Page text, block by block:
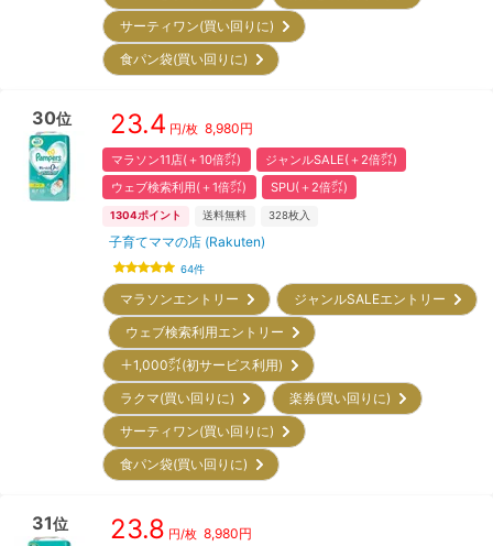
サーティワン(買い回りに)
食パン袋(買い回りに)
30位 23.4 円/枚 8,980円
マラソン11店(＋10倍㌽)
ジャンルSALE(＋2倍㌽)
ウェブ検索利用(＋1倍㌽)
SPU(＋2倍㌽)
1304ポイント 送料無料 328枚入
子育てママの店 (Rakuten)
64件
マラソンエントリー
ジャンルSALEエントリー
ウェブ検索利用エントリー
＋1,000㌽(初サービス利用)
ラクマ(買い回りに)
楽券(買い回りに)
サーティワン(買い回りに)
食パン袋(買い回りに)
31位 23.8 円/枚 8,980円